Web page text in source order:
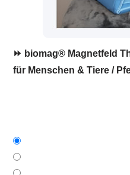
⏩ biomag® Magnetfeld
für Menschen & Tiere /